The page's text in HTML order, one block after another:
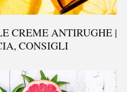
CREME ANTIRUGHE |
CONSIGLI